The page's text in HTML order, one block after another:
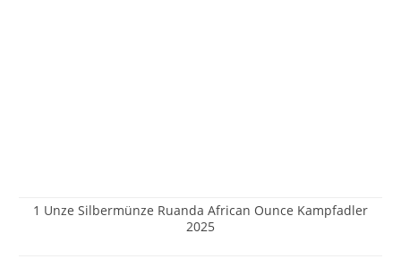
1 Unze Silbermünze Ruanda African Ounce Kampfadler
2025